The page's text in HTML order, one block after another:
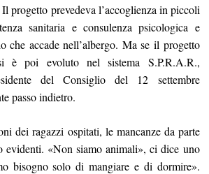
progetto prevedeva l’accoglienza in piccoli
sanitaria e consulenza psicologica e
che accade nell’albergo. Ma se il progetto
è poi evoluto nel sistema S.P.R.A.R.,
del Consiglio del 12 settembre
passo indietro.
dei ragazzi ospitati, le mancanze da parte
evidenti. «Non siamo animali», ci dice uno
bisogno solo di mangiare e di dormire».